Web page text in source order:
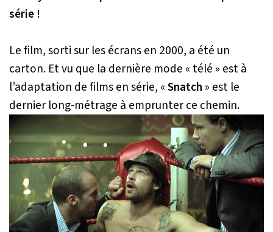
série !
Le film, sorti sur les écrans en 2000, a été un
carton. Et vu que la dernière mode « télé » est à
l’adaptation de films en série, «Snatch » est le
dernier long-métrage à emprunter ce chemin.